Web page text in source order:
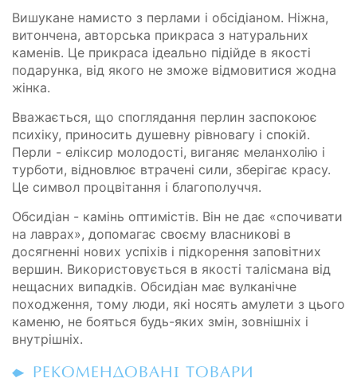
Вишукане намисто з перлами і обсідіаном. Ніжна,
витончена, авторська прикраса з натуральних
каменів. Це прикраса ідеально підійде в якості
подарунка, від якого не зможе відмовитися жодна
жінка.
Вважається, що споглядання перлин заспокоює
психіку, приносить душевну рівновагу і спокій.
Перли - еліксир молодості, виганяє меланхолію і
турботи, відновлює втрачені сили, зберігає красу.
Це символ процвітання і благополуччя.
Обсидіан - камінь оптимістів. Він не дає «спочивати
на лаврах», допомагає своєму власникові в
досягненні нових успіхів і підкорення заповітних
вершин. Використовується в якості талісмана від
нещасних випадків. Обсидіан має вулканічне
походження, тому люди, які носять амулети з цього
каменю, не бояться будь-яких змін, зовнішніх і
внутрішніх.
РЕКОМЕНДОВАНІ ТОВАРИ